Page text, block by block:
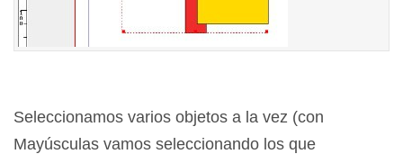
Seleccionamos varios objetos a la vez (con
Mayúsculas vamos seleccionando los que